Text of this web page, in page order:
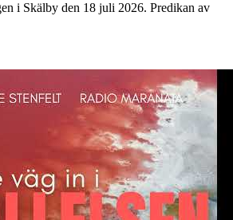
i Skälby den 18 juli 2026. Predikan av